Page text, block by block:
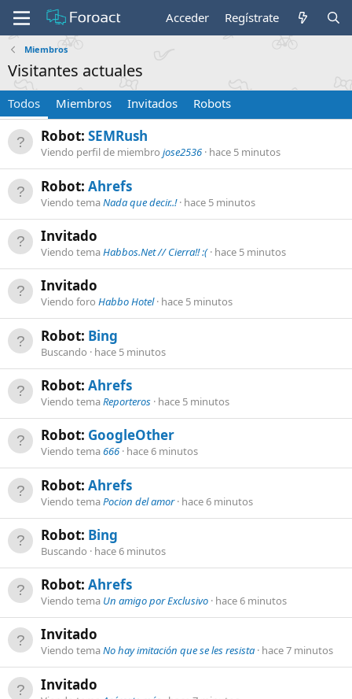
Acceder Regístrate
Miembros
Visitantes actuales
Todos Miembros Invitados Robots
Robot: SEMRush
Viendo perfil de miembro jose2536 hace 5 minutos
Robot: Ahrefs
Viendo temaNada que decir..! hace 5 minutos
Invitado
Viendo temaHabbos.Net // Cierra!! :( hace 5 minutos
Invitado
Viendo foro Habbo Hotel hace 5 minutos
Robot: Bing
Buscando hace 5 minutos
Robot: Ahrefs
Viendo temaReporteros hace 5 minutos
Robot: GoogleOther
Viendo tema666 hace 6 minutos
Robot: Ahrefs
Viendo temaPocion del amor hace 6 minutos
Robot: Bing
Buscando hace 6 minutos
Robot: Ahrefs
Viendo tema Un amigo por Exclusivo hace 6 minutos
Invitado
Viendo temaNo hay imitación que se les resista hace 7 minutos
Invitado